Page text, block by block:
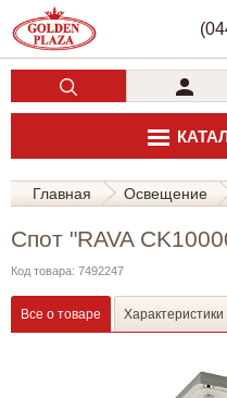
Главная Освещение
Спот "RAVA
Код товара: 7492247
Все о товаре Характеристики